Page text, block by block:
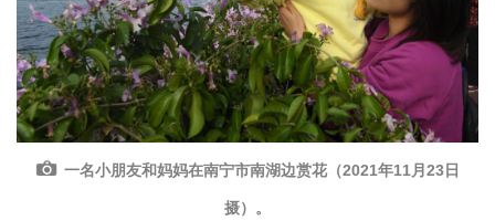
一名小朋友和妈妈在南宁市南湖边赏花（2021年11月23日
摄）。